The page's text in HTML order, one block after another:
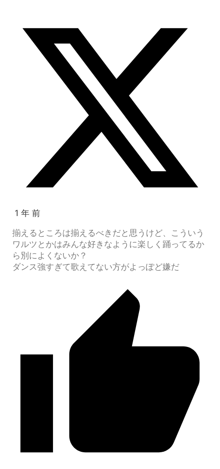
1 年 前
揃えるところは揃えるべきだと思うけど、こういう
ワルツとかはみんな好きなように楽しく踊ってるか
ら別によくないか？
ダンス強すぎて歌えてない方がよっぽど嫌だ